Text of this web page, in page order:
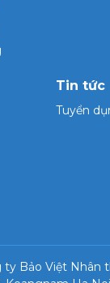
Tin tức
Tuyển
ty Bảo Việt Nhân